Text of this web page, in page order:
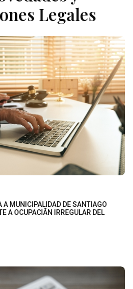
Legales
A MUNICIPALIDAD DE SANTIAGO
A OCUPACIÃN IRREGULAR DEL